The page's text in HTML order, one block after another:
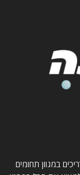
במגוון תחומים